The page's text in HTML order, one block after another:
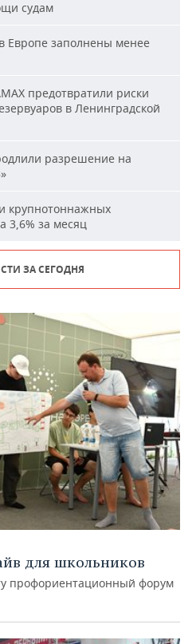
судам
Европе заполнены менее
предотвратили риски
в Ленинградской
разрешение на
крупнотоннажных
3,6% за месяц
ЗА СЕГОДНЯ
для школьников
профориентационный форум